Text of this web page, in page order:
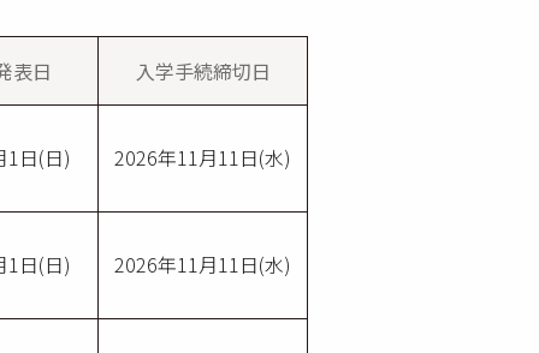
表日 入学手続締切日
1日(日) 2026年11月11日(水)
1日(日) 2026年11月11日(水)